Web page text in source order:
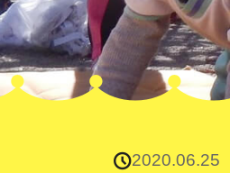
2020.06.25